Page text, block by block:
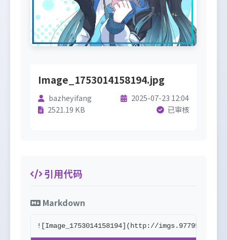
Image_1753014158194.jpg
bazheyifang
2025-07-23 12:04
2521.19 KB
已审核
引用代码
Markdown
![Image_1753014158194](http://imgs.977958.xyz/